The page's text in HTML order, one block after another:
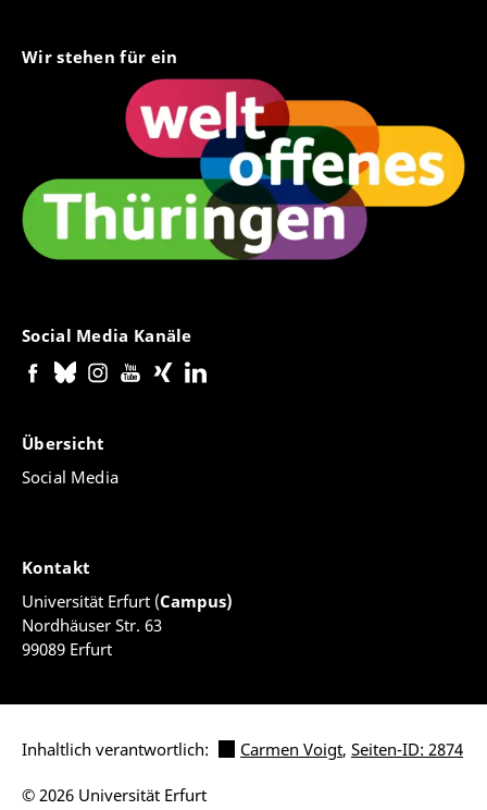
Wir stehen für ein
Social Media Kanäle
Übersicht
Social Media
Kontakt
Universität Erfurt (Campus)
Nordhäuser Str. 63
99089 Erfurt
Inhaltlich verantwortlich: Carmen Voigt, Seiten-ID: 2874
© 2026 Universität Erfurt